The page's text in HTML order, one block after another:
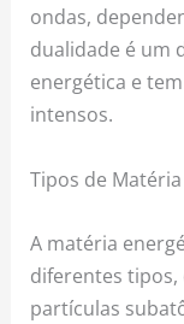
ondas,
dualidade é um
energética e
intensos.
Tipos de
A matéria
diferentes
partículas